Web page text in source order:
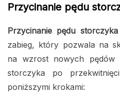
Przycinanie pędu
Przycinanie pędu
zabieg, który pozwala na
na wzrost nowych
storczyka po
poniższymi krokami: